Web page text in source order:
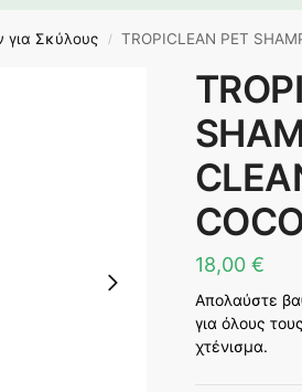
για Σκύλους / TROPICLEAN PET
18,00 €
Απολαύστε
για όλους
χτένισμα.